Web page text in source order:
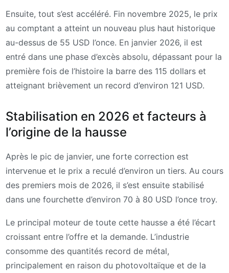
Ensuite, tout s’est accéléré. Fin novembre 2025, le prix
au comptant a atteint un nouveau plus haut historique
au-dessus de 55 USD l’once. En janvier 2026, il est
entré dans une phase d’excès absolu, dépassant pour la
première fois de l’histoire la barre des 115 dollars et
atteignant brièvement un record d’environ 121 USD.
Stabilisation en 2026 et facteurs à
l’origine de la hausse
Après le pic de janvier, une forte correction est
intervenue et le prix a reculé d’environ un tiers. Au cours
des premiers mois de 2026, il s’est ensuite stabilisé
dans une fourchette d’environ 70 à 80 USD l’once troy.
Le principal moteur de toute cette hausse a été l’écart
croissant entre l’offre et la demande. L’industrie
consomme des quantités record de métal,
principalement en raison du photovoltaïque et de la